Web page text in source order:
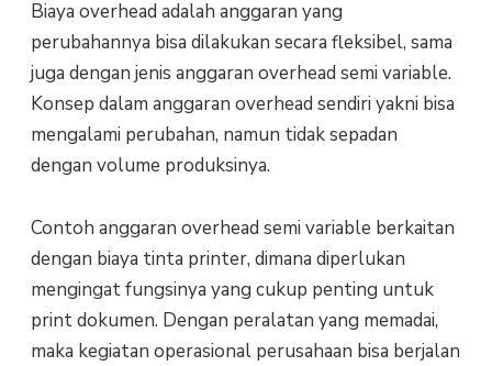
Biaya overhead adalah anggaran yang
perubahannya bisa dilakukan secara fleksibel, sama
juga dengan jenis anggaran overhead semi variable.
Konsep dalam anggaran overhead sendiri yakni bisa
mengalami perubahan, namun tidak sepadan
dengan volume produksinya.
Contoh anggaran overhead semi variable berkaitan
dengan biaya tinta printer, dimana diperlukan
mengingat fungsinya yang cukup penting untuk
print dokumen. Dengan peralatan yang memadai,
maka kegiatan operasional perusahaan bisa berjalan